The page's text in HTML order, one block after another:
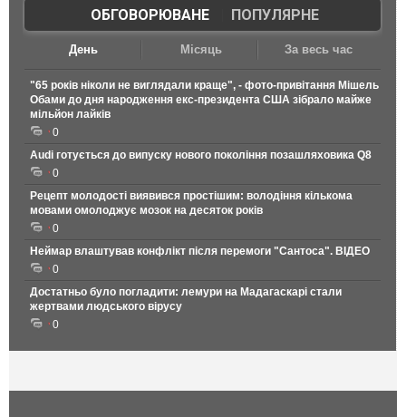
ОБГОВОРЮВАНЕ| ПОПУЛЯРНЕ
День Місяць За весь час
"65 років ніколи не виглядали краще", - фото-привітання Мішель
Обами до дня народження екс-президента США зібрало майже
мільйон лайків
0
Audi готується до випуску нового покоління позашляховика Q8
0
Рецепт молодості виявився простішим: володіння кількома
мовами омолоджує мозок на десяток років
0
Неймар влаштував конфлікт після перемоги "Сантоса". ВІДЕО
0
Достатньо було погладити: лемури на Мадагаскарі стали
жертвами людського вірусу
0